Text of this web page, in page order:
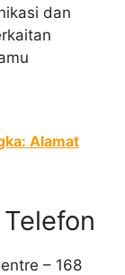
dan
Alamat
– 168